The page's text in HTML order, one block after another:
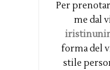
Per
me dal
forma del
stile